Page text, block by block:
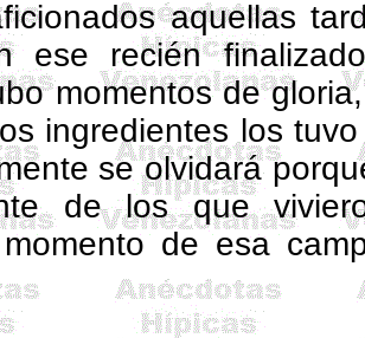
aquellas
ese recién
momentos de
ingredientes los
se olvidará
de los que
de esa